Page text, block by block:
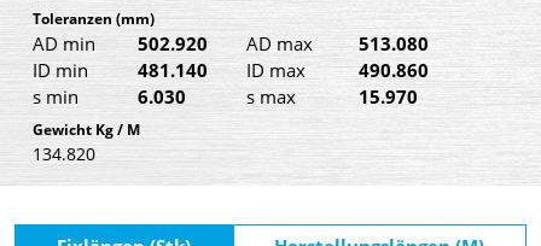
Toleranzen (mm)
AD min 502.920 AD max
513.080
ID min
481.140 ID max
490.860
s min
6.030 s max 15.970
Gewicht Kg / M
134.820